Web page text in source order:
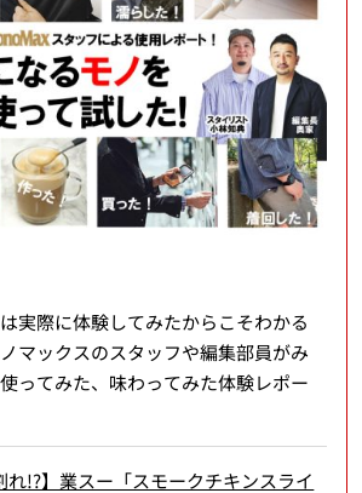
実際に体験してみたからこそわかる
マックスのスタッフや編集部員がみ
ってみた、味わってみた体験レポー
れ!?】業スー「スモークチキンスライ